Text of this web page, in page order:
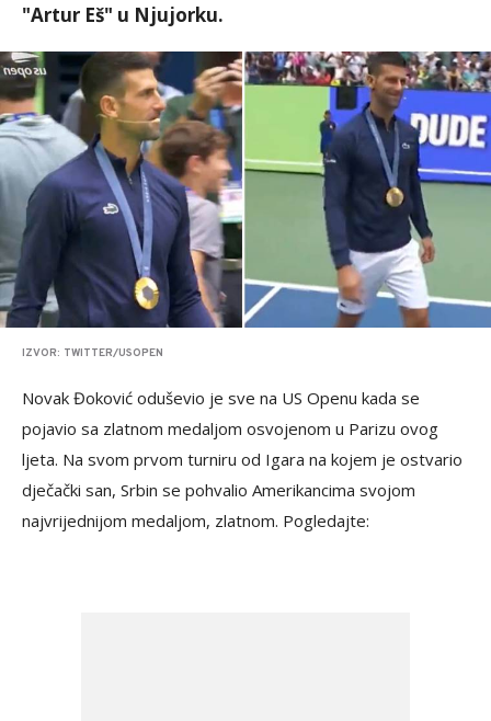
"Artur Eš" u Njujorku.
IZVOR: TWITTER/USOPEN
Novak Đoković oduševio je sve na US Openu kada se
pojavio sa zlatnom medaljom osvojenom u Parizu ovog
ljeta. Na svom prvom turniru od Igara na kojem je ostvario
dječački san, Srbin se pohvalio Amerikancima svojom
najvrijednijom medaljom, zlatnom. Pogledajte: